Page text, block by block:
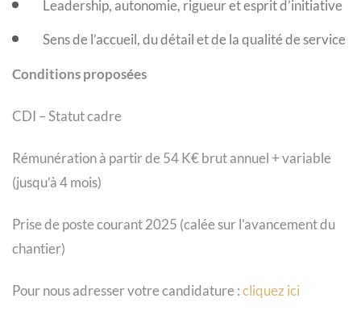
Leadership, autonomie, rigueur et esprit d’initiative
Sens de l’accueil, du détail et de la qualité de service
Conditions proposées
CDI – Statut cadre
Rémunération à partir de 54 K€ brut annuel + variable
(jusqu’à 4 mois)
Prise de poste courant 2025 (calée sur l’avancement du
chantier)
Pour nous adresser votre candidature :cliquez ici